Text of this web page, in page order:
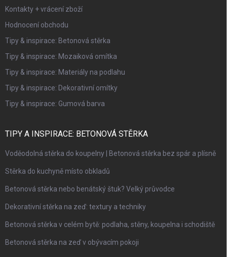
Kontakty + vrácení zboží
Hodnocení obchodu
Tipy & inspirace: Betonová stěrka
Tipy & inspirace: Mozaiková omítka
Tipy & inspirace: Materiály na podlahu
Tipy & inspirace: Dekorativní omítky
Tipy & inspirace: Gumová barva
TIPY A INSPIRACE: BETONOVÁ STĚRKA
Voděodolná stěrka do koupelny | Betonová stěrka bez spár a plísně
Stěrka do kuchyně místo obkladů
Betonová stěrka nebo benátský štuk? Velký průvodce
Dekorativní stěrka na zeď: textury a techniky
Betonová stěrka v celém bytě: podlaha, stěny, koupelna i schodiště
Betonová stěrka na zeď v obývacím pokoji